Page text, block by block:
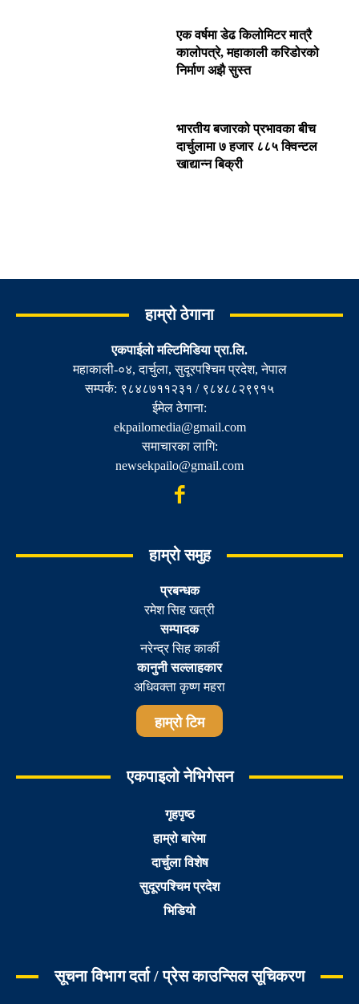
एक वर्षमा डेढ किलोमिटर मात्रै
कालोपत्रे, महाकाली करिडोरको
निर्माण अझै सुस्त
भारतीय बजारको प्रभावका बीच
दार्चुलामा ७ हजार ८८५ क्विन्टल
खाद्यान्न बिक्री
हाम्रो ठेगाना
एकपाईलाे मल्टिमिडिया प्रा.लि.
महाकाली-०४, दार्चुला, सुदूरपश्चिम प्रदेश, नेपाल
सम्पर्क: ९८४८७११२३१ / ९८४८८२९९१५
ईमेल ठेगाना:
ekpailomedia@gmail.com
समाचारका लागि:
newsekpailo@gmail.com
हाम्रो समुह
प्रबन्धक
रमेश सिह खत्री
सम्पादक
नरेन्द्र सिह कार्की
कानुनी सल्लाहकार
अधिवक्ता कृष्ण महरा
हाम्रो टिम
एकपाइलो नेभिगेसन
गृहपृष्ठ
हाम्रो बारेमा
दार्चुला विशेष
सुदूरपश्चिम प्रदेश
भिडियो
सूचना विभाग दर्ता / प्रेस काउन्सिल सूचिकरण